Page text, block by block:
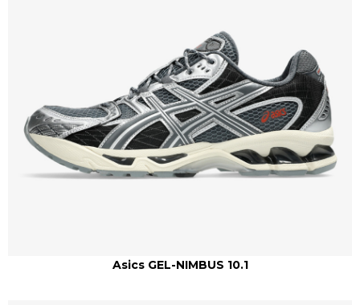
Asics GEL-NIMBUS 10.1